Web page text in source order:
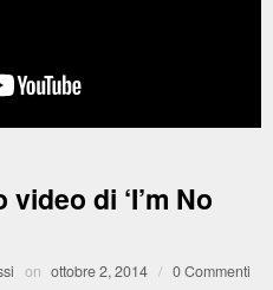
di ‘I’m No
on ottobre 2, 2014 / 0 Commenti